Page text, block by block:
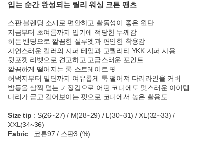
입는 순간 완성되는 릴리 워싱 코튼 팬츠
스판 블렌딩 소재로 편안하고 활동성이 좋은 원단
지금부터 초여름까지 입기에 적당한 두께감
히든 밴딩으로 깔끔한 실루엣과 편안한 착용감
자연스러운 컬러의 지퍼 테잎과 고퀄리티 YKK 지퍼 사용
뒷포켓 리벳으로 견고하고 고급스러운 포인트
깔끔하게 떨어지는 롱 스트레이트 핏
허벅지부터 밑단까지 여유롭게 툭 떨어져 다리라인을 커버
발등을 살짝 덮는 기장감으로 어떤 코디에도 멋스러운 아이템
다리가 곧고 길어보이는 핏으로 코디에서 높은 활용도
Size tip : S(26~27) / M(28~29) / L(30~31) / XL(32~33) /
XXL(34~36)
Fabric: 코튼97 / 스판3 (%)